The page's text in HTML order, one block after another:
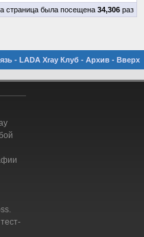
страница была посещена 34,306 раз
- LADA Xray Клуб - Архив - Вверх